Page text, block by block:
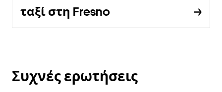
ταξί στη Fresno
Συχνές ερωτήσεις